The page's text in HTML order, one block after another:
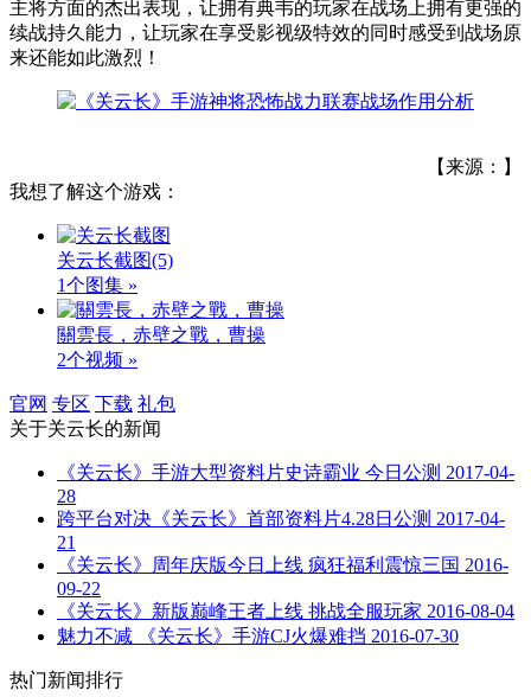
主将方面的杰出表现，让拥有典韦的玩家在战场上拥有更强的
续战持久能力，让玩家在享受影视级特效的同时感受到战场原
来还能如此激烈！
【来源：】
我想了解这个游戏：
关云长截图(5)
1个图集 »
關雲長，赤壁之戰，曹操
2个视频 »
官网 专区 下载 礼包
关于关云长的新闻
《关云长》手游大型资料片史诗霸业 今日公测 2017-04-
28
跨平台对决《关云长》首部资料片4.28日公测 2017-04-
21
《关云长》周年庆版今日上线 疯狂福利震惊三国 2016-
09-22
《关云长》新版巅峰王者上线 挑战全服玩家 2016-08-04
魅力不减 《关云长》手游CJ火爆难挡 2016-07-30
热门新闻排行